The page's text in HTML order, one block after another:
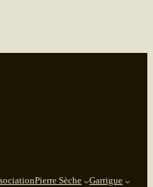
Pierre Sèche Garrigue